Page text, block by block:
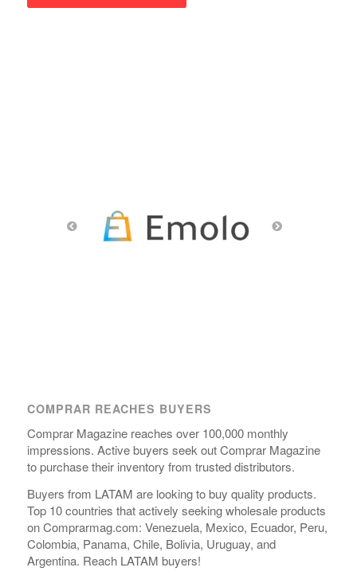
COMPRAR REACHES BUYERS
Comprar Magazine reaches over 100,000 monthly
impressions. Active buyers seek out Comprar Magazine
to purchase their inventory from trusted distributors.
Buyers from LATAM are looking to buy quality products.
Top 10 countries that actively seeking wholesale products
on Comprarmag.com: Venezuela, Mexico, Ecuador, Peru,
Colombia, Panama, Chile, Bolivia, Uruguay, and
Argentina. Reach LATAM buyers!